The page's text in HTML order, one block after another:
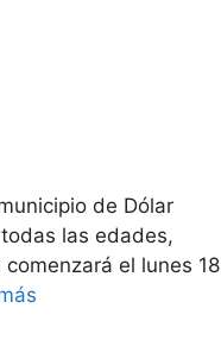
de Dólar
las edades,
el lunes 18